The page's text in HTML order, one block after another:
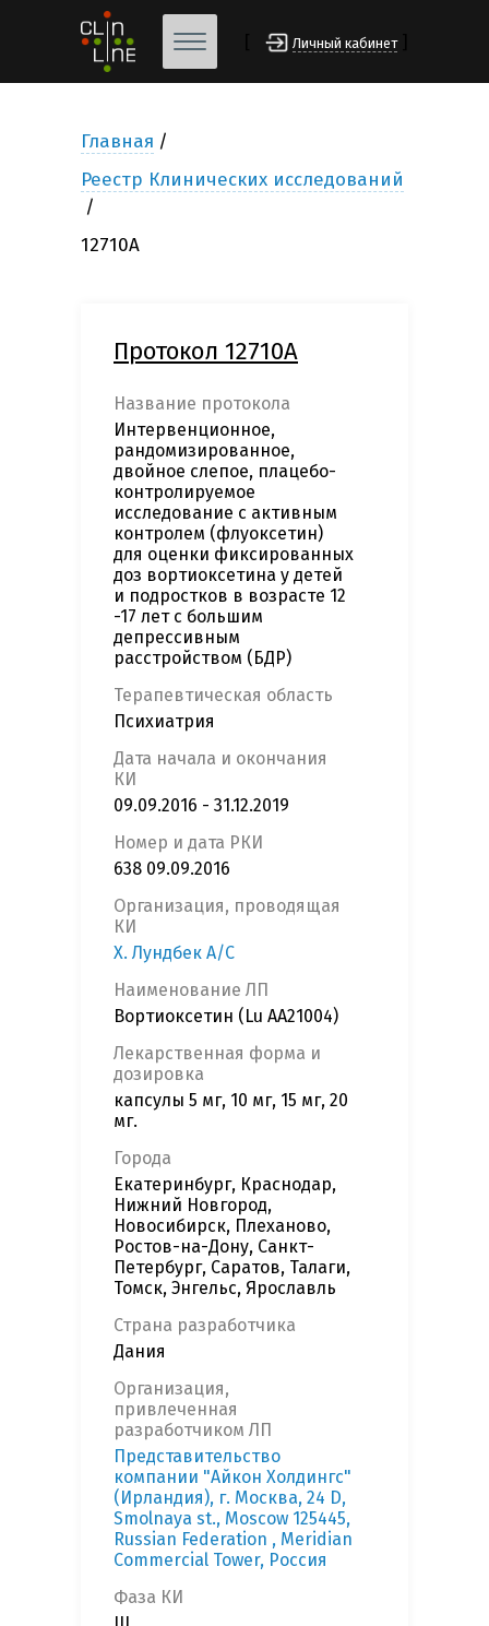
Личный кабинет
Главная
Реестр Клинических исследований
12710А
Протокол 12710А
Название протокола
Интервенционное,
рандомизированное,
двойное слепое, плацебо-
контролируемое
исследование с активным
контролем (флуоксетин)
для оценки фиксированных
доз вортиоксетина у детей
и подростков в возрасте 12
-17 лет c большим
депрессивным
расстройством (БДР)
Терапевтическая область
Психиатрия
Дата начала и окончания
КИ
09.09.2016 - 31.12.2019
Номер и дата РКИ
638 09.09.2016
Организация, проводящая
КИ
Х. Лундбек А/С
Наименование ЛП
Вортиоксетин (Lu AA21004)
Лекарственная форма и
дозировка
капсулы 5 мг, 10 мг, 15 мг, 20
мг.
Города
Екатеринбург, Краснодар,
Нижний Новгород,
Новосибирск, Плеханово,
Ростов-на-Дону, Санкт-
Петербург, Саратов, Талаги,
Томск, Энгельс, Ярославль
Страна разработчика
Дания
Организация,
привлеченная
разработчиком ЛП
Представительство
компании "Айкон Холдингс"
(Ирландия), г. Москва, 24 D,
Smolnaya st., Moscow 125445,
Russian Federation , Meridian
Commercial Tower, Россия
Фаза КИ